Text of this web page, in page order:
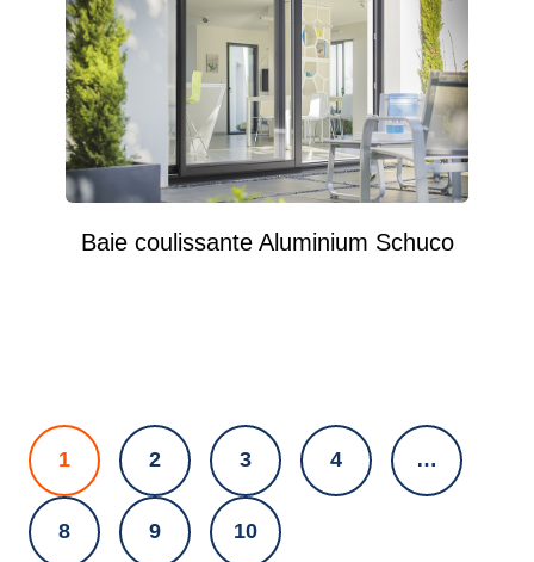
Baie coulissante Aluminium Schuco
1 2 3 4 …
8 9 10